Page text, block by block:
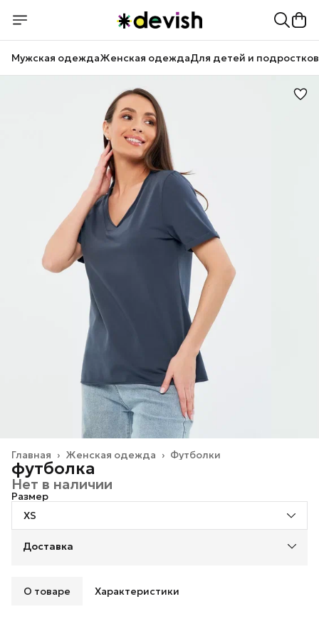
Мужская одеждаЖенская одеждаДля детей и подростков
Футболки
Женская одежда ›
Главная ›
футболка
Нет в наличии
Размер
XS
Доставка
О товаре Характеристики